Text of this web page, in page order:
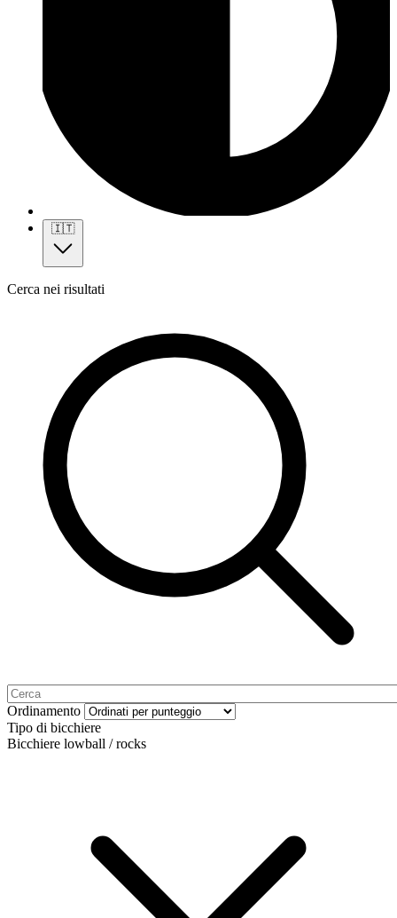
🇮🇹
Cerca nei risultati
Ordinamento
Tipo di bicchiere
Bicchiere lowball / rocks